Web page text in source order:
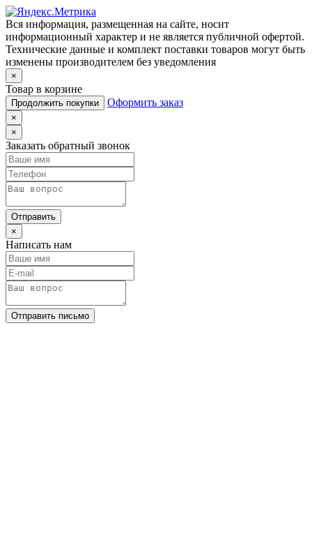
Вся информация, размещенная на сайте, носит
информационный характер и не является публичной офертой.
Технические данные и комплект поставки товаров могут быть
изменены производителем без уведомления
×
Товар в корзине
Продолжить покупки Оформить заказ
×
×
Заказать обратный звонок
Отправить
×
Написать нам
Отправить письмо